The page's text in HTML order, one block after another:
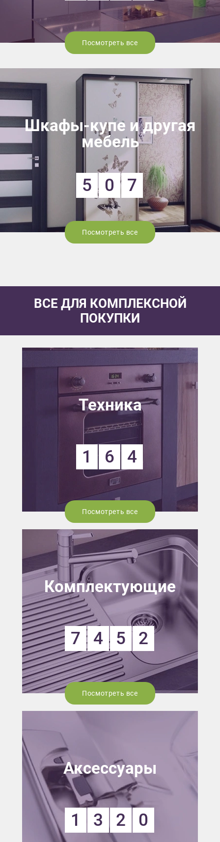
Посмотреть все
Шкафы-купе и другая
мебель
5 0 7
Посмотреть все
ВСЕ ДЛЯ КОМПЛЕКСНОЙ
ПОКУПКИ
Техника
1 6 4
Посмотреть все
Комплектующие
7 4 5 2
Посмотреть все
Аксессуары
1 3 2 0